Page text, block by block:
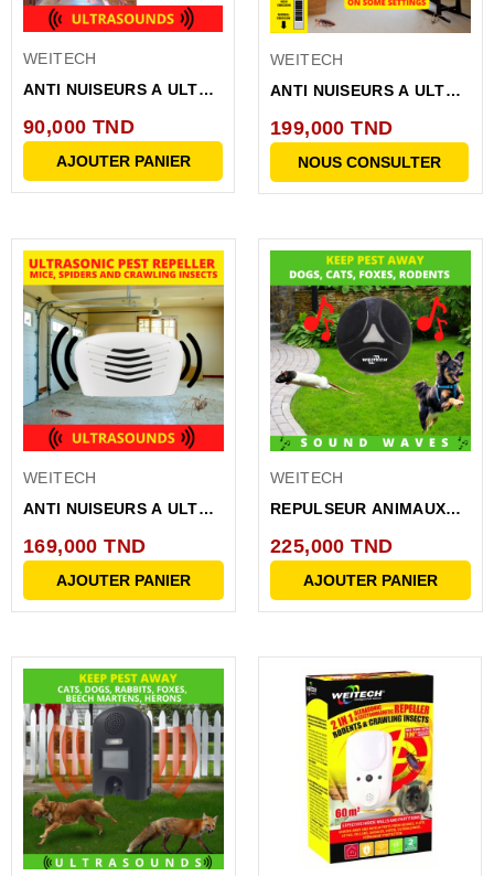
WEITECH
ANTI NUISEURS A ULTRA
90,000 TND
AJOUTER PANIER
WEITECH
ANTI NUISEURS A ULTRA
199,000 TND
NOUS CONSULTER
WEITECH
ANTI NUISEURS A ULTRA
169,000 TND
AJOUTER PANIER
WEITECH
REPULSEUR ANIMAUX
RECHARGEABLE USB
225,000 TND
AJOUTER PANIER